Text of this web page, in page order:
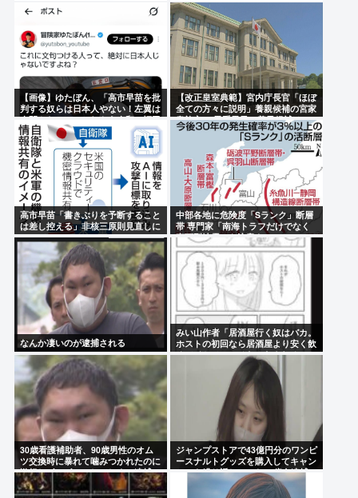
【画像】ゆたぼん、「高市早苗を批
判する奴らは日本人やない！左翼は
人間やない！」これもう令和の福田
村事件だろ…
【改正皇室典範】宮内庁長官「ほぼ
全ての方々に説明」養親候補の宮家
皇族方に 男系男子の養子候補は
「把握せず」
高市早苗「書きぶりを予断すること
は差し控える」非核三原則見直しに
ついて
中部各地に危険度「Sランク」断層
帯 専門家「南海トラフだけでなく
直下型地震にも注意を」
なんか凄いのが逮捕される
みい山作者「居酒屋行く奴はバカ。
ホストの初回なら居酒屋より安く飲
めてイケメンにチヤホヤされる」
30歳看護補助者、90歳男性のオム
ツ交換時に暴れて噛みつかれたのに
激怒しボコボコにしてしまい逮捕
ジャンプストアで43億円分のワンピ
ースナルトグッズを購入してキャン
セルを繰り返していた32歳女逮捕